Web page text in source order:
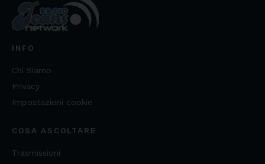
INFO
Chi Siamo
Privacy
Impostazioni cookie
COSA ASCOLTARE
Trasmissioni